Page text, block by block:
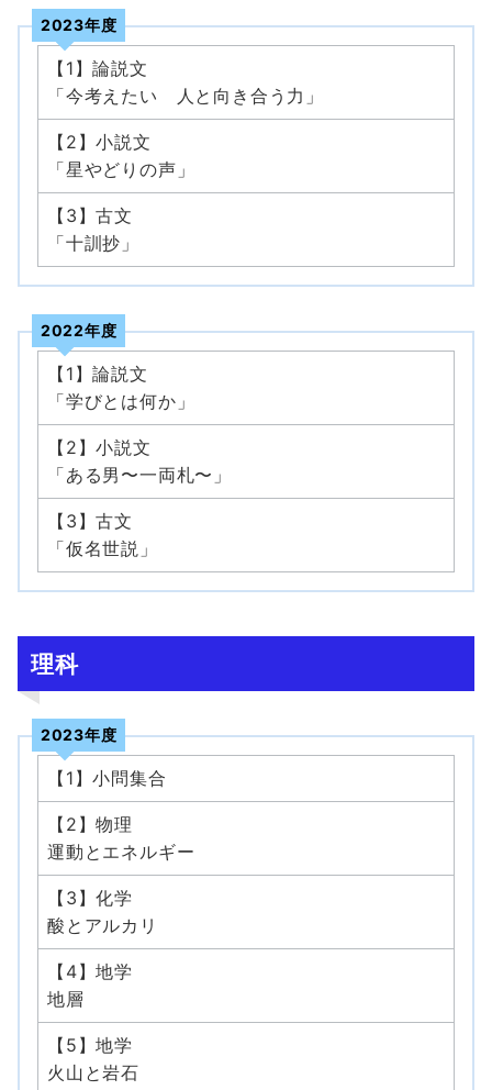
2023年度
【1】論説文
「今考えたい 人と向き合う力」
【2】小説文
「星やどりの声」
【3】古文
「十訓抄」
2022年度
【1】論説文
「学びとは何か」
【2】小説文
「ある男〜一両札〜」
【3】古文
「仮名世説」
理科
2023年度
【1】小問集合
【2】物理
運動とエネルギー
【3】化学
酸とアルカリ
【4】地学
地層
【5】地学
火山と岩石